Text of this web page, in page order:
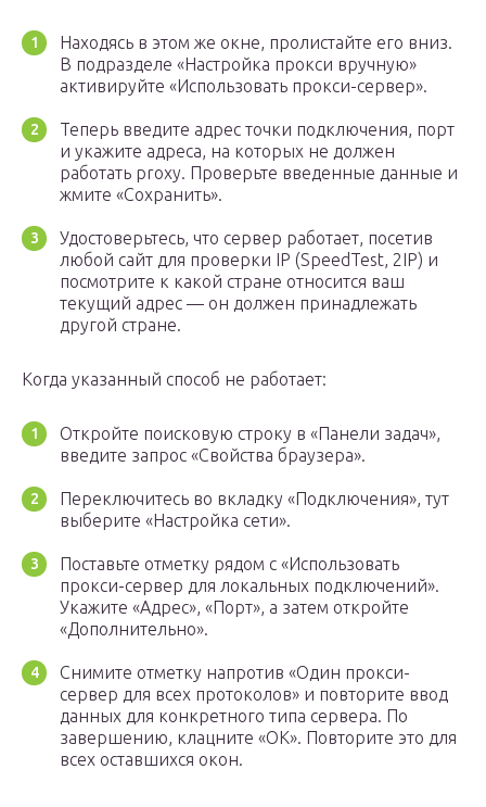
Находясь в этом же окне, пролистайте его вниз.
В подразделе «Настройка прокси вручную»
активируйте «Использовать прокси-сервер».
Теперь введите адрес точки подключения, порт
и укажите адреса, на которых не должен
работать proxy. Проверьте введенные данные и
жмите «Сохранить».
Удостоверьтесь, что сервер работает, посетив
любой сайт для проверки IP (SpeedTest, 2IP) и
посмотрите к какой стране относится ваш
текущий адрес — он должен принадлежать
другой стране.
Когда указанный способ не работает:
Откройте поисковую строку в «Панели задач»,
введите запрос «Свойства браузера».
Переключитесь во вкладку «Подключения», тут
выберите «Настройка сети».
Поставьте отметку рядом с «Использовать
прокси-сервер для локальных подключений».
Укажите «Адрес», «Порт», а затем откройте
«Дополнительно».
Снимите отметку напротив «Один прокси-
сервер для всех протоколов» и повторите ввод
данных для конкретного типа сервера. По
завершению, клацните «ОК». Повторите это для
всех оставшихся окон.